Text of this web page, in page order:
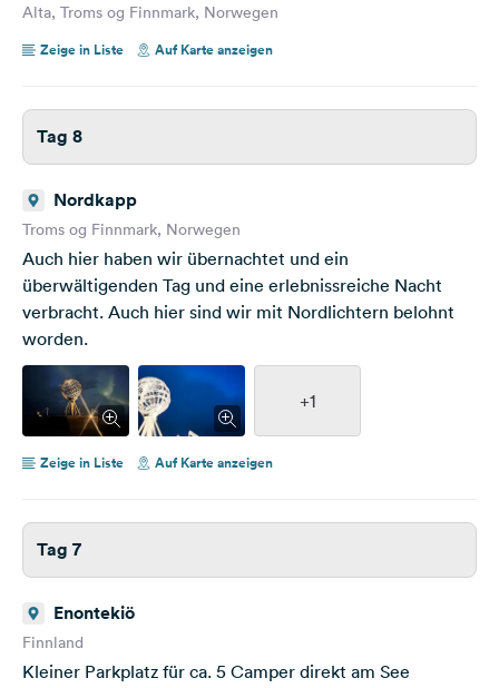
Alta, Troms og Finnmark, Norwegen
Zeige in Liste
Auf Karte anzeigen
Tag 8
Nordkapp
Troms og Finnmark, Norwegen
Auch hier haben wir übernachtet und ein
überwältigenden Tag und eine erlebnissreiche Nacht
verbracht. Auch hier sind wir mit Nordlichtern belohnt
worden.
+1
Zeige in Liste Auf Karte anzeigen
Tag 7
Enontekiö
Finnland
Kleiner Parkplatz für ca. 5 Camper direkt am See